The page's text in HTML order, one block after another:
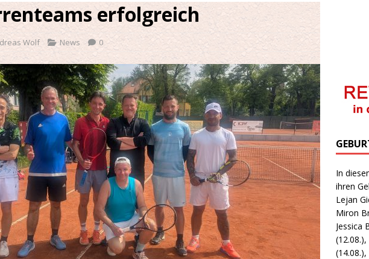
erfolgreich
Wolf News 0
In
ihren
Lejan
Miron
Jessica